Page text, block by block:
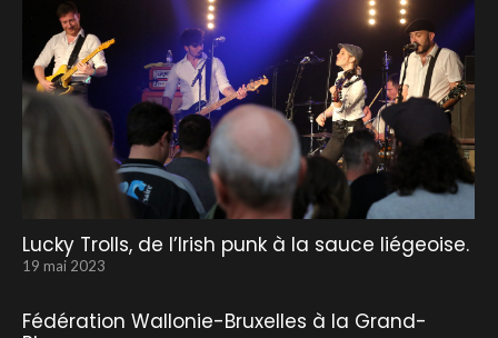
Lucky Trolls, de l’Irish punk à la sauce liégeoise.
19 mai 2023
Fédération Wallonie-Bruxelles à la Grand-